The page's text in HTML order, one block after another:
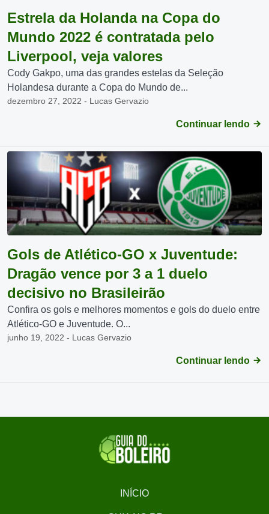
Estrela da Holanda na Copa do
Mundo 2022 é contratada pelo
Liverpool, veja valores
Cody Gakpo, uma das grandes estelas da Seleção
Holandesa durante a Copa do Mundo de...
dezembro 27, 2022 - Lucas Gervazio
Continuar lendo
Gols de Atlético-GO x Juventude:
Dragão vence por 3 a 1 duelo
decisivo no Brasileirão
Confira os gols e melhores momentos e gols do duelo entre
Atlético-GO e Juventude. O...
junho 19, 2022 - Lucas Gervazio
Continuar lendo
INÍCIO